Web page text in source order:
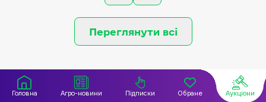
ХРОПОТІВСЬКЕ" до 2035
Переглянути всі
Головна Агро-новини Підписки Обране Аукціони